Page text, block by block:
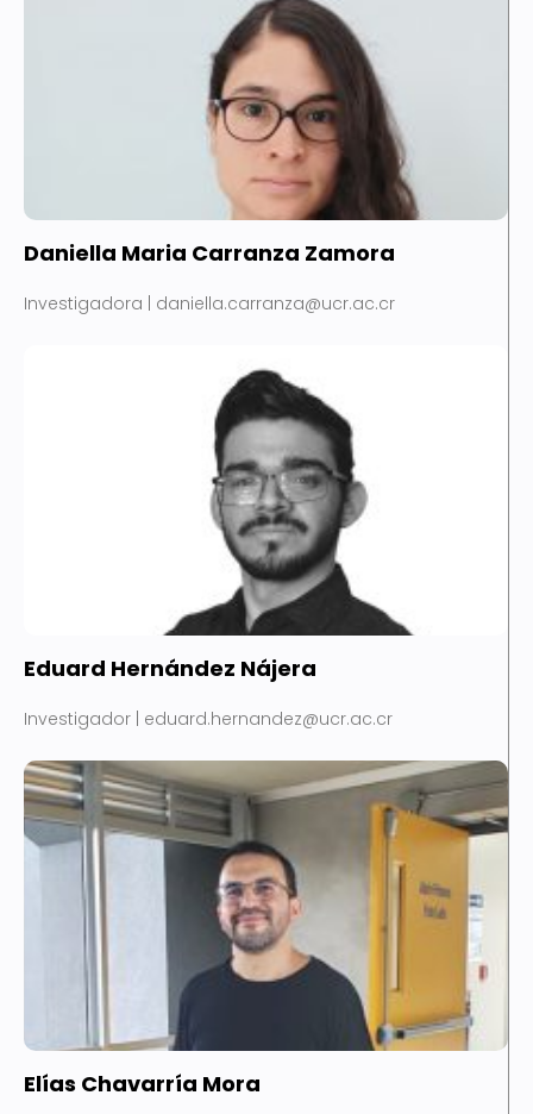
Daniella Maria Carranza Zamora
Investigadora | daniella.carranza@ucr.ac.cr
Eduard Hernández Nájera
Investigador | eduard.hernandez@ucr.ac.cr
Elías Chavarría Mora